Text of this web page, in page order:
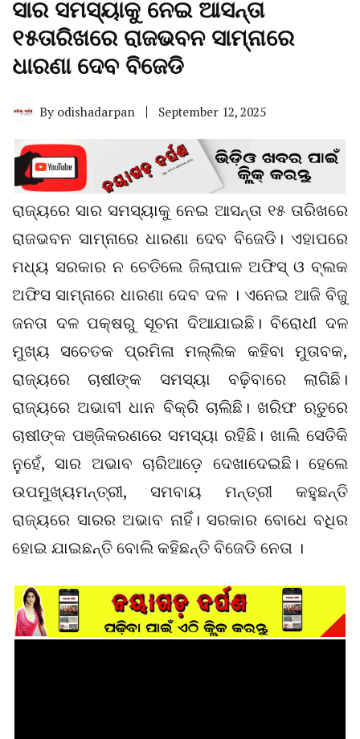
ସାର ସମସ୍ୟାକୁ ନେଇ ଆସନ୍ତା
୧୫ତାରିଖରେ ରାଜଭବନ ସାମ୍ନାରେ
ଧାରଣା ଦେବ ବିଜେଡି
By odishadarpan September 12, 2025
ରାଜ୍ୟରେ ସାର ସମସ୍ୟାକୁ ନେଇ ଆସନ୍ତା ୧୫ ତାରିଖରେ
ରାଜଭବନ ସାମ୍ନାରେ ଧାରଣା ଦେବ ବିଜେଡି। ଏହାପରେ
ମଧ୍ୟ ସରକାର ନ ଚେତିଲେ ଜିଲାପାଳ ଅଫିସ୍ ଓ ବ୍ଲକ
ଅଫିସ ସାମ୍ନାରେ ଧାରଣା ଦେବ ଦଳ । ଏନେଇ ଆଜି ବିଜୁ
ଜନତା ଦଳ ପକ୍ଷରୁ ସୂଚନା ଦିଆଯାଇଛି। ବିରୋଧୀ ଦଳ
ମୁଖ୍ୟ ସଚେତକ ପ୍ରମିଳା ମଲ୍ଲିକ କହିବା ମୁତାବକ,
ରାଜ୍ୟରେ ଚାଷୀଙ୍କ ସମସ୍ୟା ବଢ଼ିବାରେ ଲାଗିଛି।
ରାଜ୍ୟରେ ଅଭାବୀ ଧାନ ବିକ୍ରି ଚାଲିଛି। ଖରିଫ ଋତୁରେ
ଚାଷୀଙ୍କ ପଞ୍ଜିକରଣରେ ସମସ୍ୟା ରହିଛି। ଖାଲି ସେତିକି
ନୁହେଁ, ସାର ଅଭାବ ଚାରିଆଡ଼େ ଦେଖାଦେଇଛି। ହେଲେ
ଉପମୁଖ୍ୟମନ୍ତ୍ରୀ, ସମବାୟ ମନ୍ତ୍ରୀ କହୁଛନ୍ତି
ରାଜ୍ୟରେ ସାରର ଅଭାବ ନାହିଁ। ସରକାର ବୋଧେ ବଧିର
ହୋଇ ଯାଇଛନ୍ତି ବୋଲି କହିଛନ୍ତି ବିଜେଡି ନେତା ।